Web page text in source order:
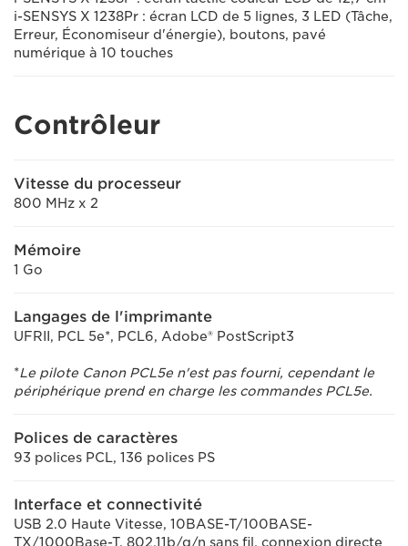
i-SENSYS X 1238Pr : écran LCD de 5 lignes, 3 LED (Tâche,
Erreur, Économiseur d'énergie), boutons, pavé
numérique à 10 touches
Contrôleur
Vitesse du processeur
800 MHz x 2
Mémoire
1 Go
Langages de l'imprimante
UFRII, PCL 5e*, PCL6, Adobe® PostScript3
*Le pilote Canon PCL5e n'est pas fourni, cependant le
périphérique prend en charge les commandes PCL5e.
Polices de caractères
93 polices PCL, 136 polices PS
Interface et connectivité
USB 2.0 Haute Vitesse, 10BASE-T/100BASE-
TX/1000Base-T, 802.11b/g/n sans fil, connexion directe